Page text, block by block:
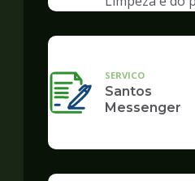
SERVICO
Santos
Messenger